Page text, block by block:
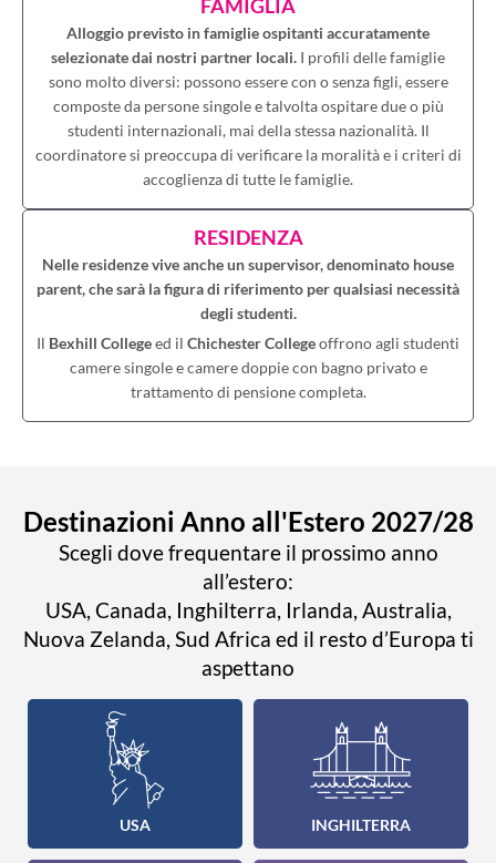
FAMIGLIA
Alloggio previsto in famiglie ospitanti accuratamente
selezionate dai nostri partner locali. I profili delle famiglie
sono molto diversi: possono essere con o senza figli, essere
composte da persone singole e talvolta ospitare due o più
studenti internazionali, mai della stessa nazionalità. Il
coordinatore si preoccupa di verificare la moralità e i criteri di
accoglienza di tutte le famiglie.
RESIDENZA
Nelle residenze vive anche un supervisor, denominato house
parent, che sarà la figura di riferimento per qualsiasi necessità
degli studenti.
Il Bexhill Collegeed il Chichester Collegeoffrono agli studenti
camere singole e camere doppie con bagno privato e
trattamento di pensione completa.
Destinazioni Anno all'Estero 2027/28
Scegli dove frequentare il prossimo anno
all’estero:
USA, Canada, Inghilterra, Irlanda, Australia,
Nuova Zelanda, Sud Africa ed il resto d’Europa ti
aspettano
USA INGHILTERRA